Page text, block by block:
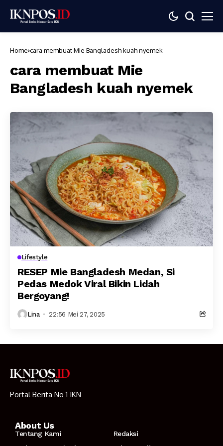
Home cara membuat Mie Bangladesh kuah nyemek
cara membuat Mie
Bangladesh kuah nyemek
Lifestyle
RESEP Mie Bangladesh Medan, Si
Pedas Medok Viral Bikin Lidah
Bergoyang!
Lina 22:56 Mei 27, 2025
Portal Berita No 1 IKN
About Us
Tentang Kami
Redaksi